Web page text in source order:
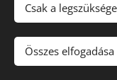
Az oldalt
Csak a
Összes elfogadása